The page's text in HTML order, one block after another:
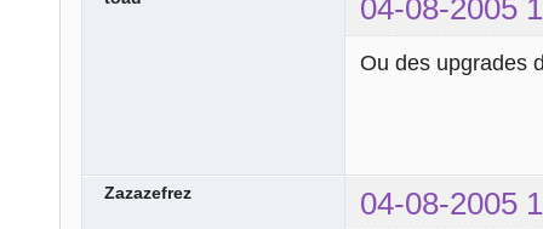
04-08-2005
Ou des upgrades
Zazazefrez 04-08-2005